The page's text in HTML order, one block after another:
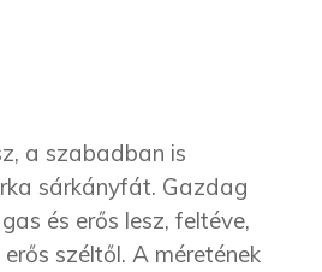
a szabadban is
sárkányfát. Gazdag
és erős lesz, feltéve,
széltől. A méretének